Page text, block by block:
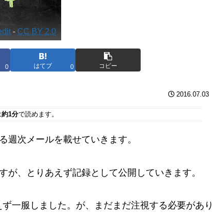
-CC BY 2.0
0 はてブ 0 コピー
2016.07.03
約1分で読めます。
週次メールを載せていきます。
、とりあえず記録として公開していきます。
一服しました。が、まだまだ注視する必要があり